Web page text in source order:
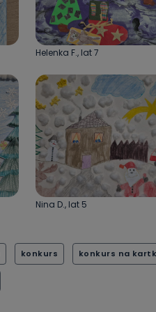
Helenka F., lat 7
Nina D., lat 5
konkurs konkurs na